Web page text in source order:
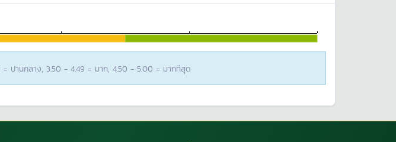
= ปานกลาง, 3.50 - 4.49 = มาก, 4.50 - 5.00 = มากทีสุด